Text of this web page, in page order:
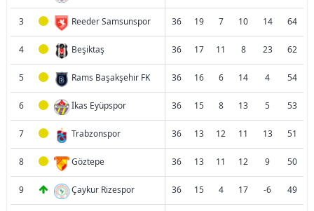
3 Reeder Samsunspor 36 19 7 10 14 64
4 Beşiktaş 36 17 11 8 23 62
5 Rams Başakşehir FK 36 16 6 14 4 54
6 İkas Eyüpspor 36 15 8 13 5 53
7 Trabzonspor 36 13 12 11 13 51
8 Göztepe 36 13 11 12 9 50
9 Çaykur Rizespor 36 15 4 17 -6 49